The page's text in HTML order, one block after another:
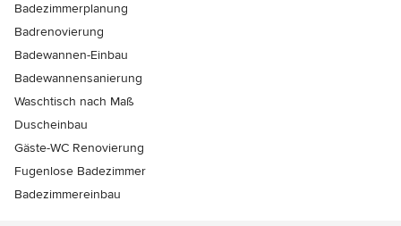
Badezimmerplanung
Badrenovierung
Badewannen-Einbau
Badewannensanierung
Waschtisch nach Maß
Duscheinbau
Gäste-WC Renovierung
Fugenlose Badezimmer
Badezimmereinbau